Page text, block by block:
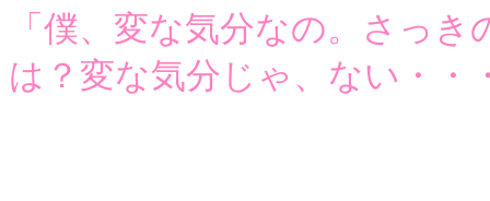
「僕、変な気分なの。さっ
は？変な気分じゃ、ない・・